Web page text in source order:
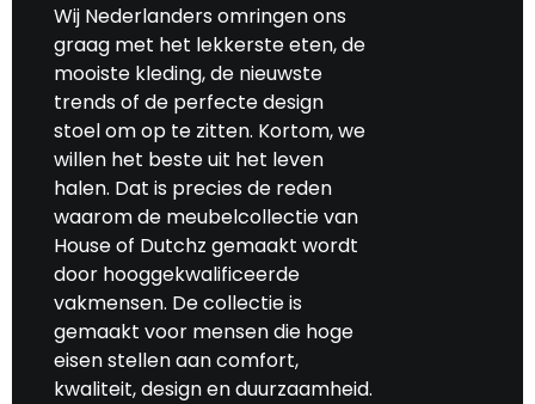
Wij Nederlanders omringen ons
graag met het lekkerste eten, de
mooiste kleding, de nieuwste
trends of de perfecte design
stoel om op te zitten. Kortom, we
willen het beste uit het leven
halen. Dat is precies de reden
waarom de meubelcollectie van
House of Dutchz gemaakt wordt
door hooggekwalificeerde
vakmensen. De collectie is
gemaakt voor mensen die hoge
eisen stellen aan comfort,
kwaliteit, design en duurzaamheid.